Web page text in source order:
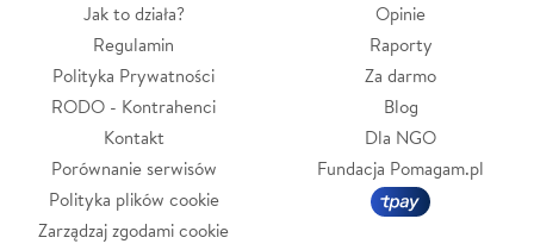
Jak to działa?
Regulamin
Polityka Prywatności
RODO - Kontrahenci
Kontakt
Porównanie serwisów
Polityka plików cookie
Zarządzaj zgodami cookie
Opinie
Raporty
Za darmo
Blog
Dla NGO
Fundacja Pomagam.pl